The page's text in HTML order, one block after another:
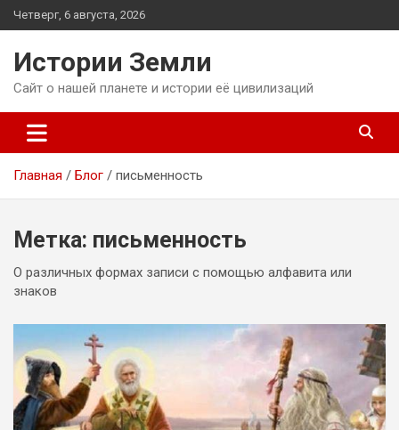
Перейти
к
Четверг, 6 августа, 2026
Истории Земли
Сайт о нашей планете и истории её цивилизаций
Главная Блог письменность
Метка: письменность
О различных формах записи с помощью алфавита или
знаков